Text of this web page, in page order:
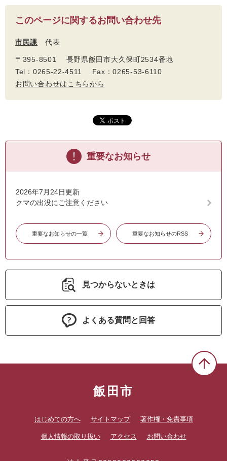
このページに関するお問い合わせ先
市民課 代表
〒395-8501 長野県飯田市大久保町2534番地
Tel：0265-22-4511 Fax：0265-53-6110
お問い合わせはこちらから
重要なお知らせ
2026年7月24日更新
クマの出没にご注意ください
重要なお知らせの一覧 重要なお知らせのRSS
見つからないときは
よくある質問と回答
飯田市
はじめての方へ サイトマップ 著作権・免責事項
個人情報の取り扱い アクセス お問い合わせ